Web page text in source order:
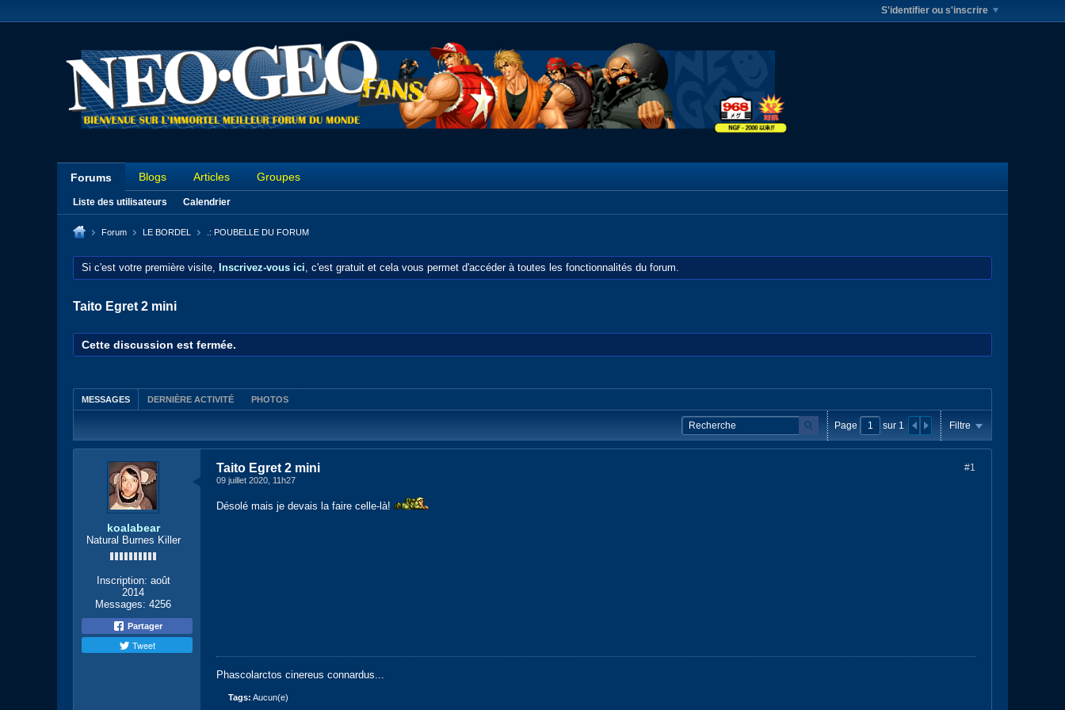
S'identifier ou s'inscrire
Forums Blogs Articles Groupes
Liste des utilisateurs Calendrier
Forum LE BORDEL .: POUBELLE DU FORUM
Si c'est votre première visite, Inscrivez-vous ici, c'est gratuit et cela vous permet d'accéder à toutes les fonctionnalités du forum.
Taito Egret 2 mini
Cette discussion est fermée.
MESSAGES DERNIÈRE ACTIVITÉ PHOTOS
Page sur 1 Filtre
koalabear
Natural Burnes Killer
Inscription: août
2014
Messages: 4256
Partager
Tweet
#1
Taito Egret 2 mini
09 juillet 2020, 11h27
Désolé mais je devais la faire celle-là!
Phascolarctos cinereus connardus...
Tags: Aucun(e)